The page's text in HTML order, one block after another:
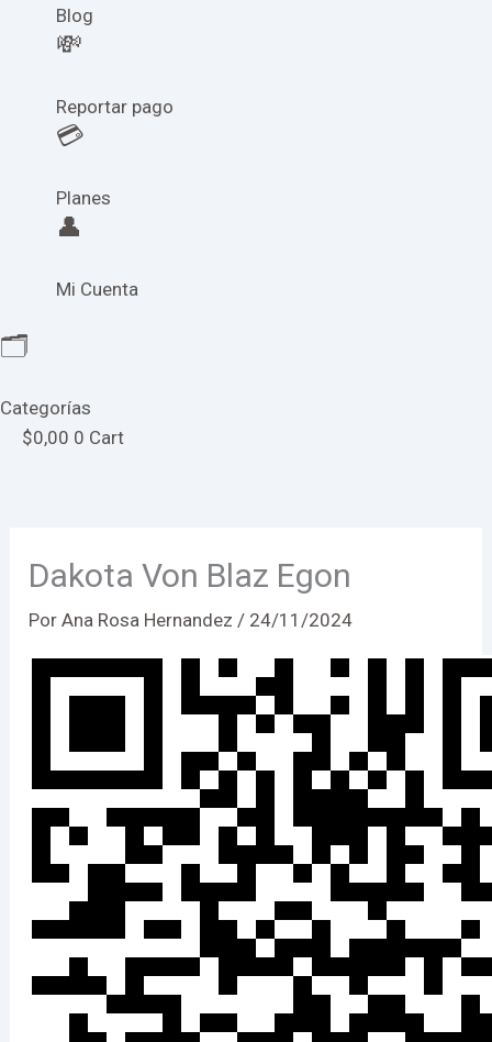
Blog
💸
Reportar pago
💳
Planes
👤
Mi Cuenta
🗂️
Categorías
$0,00 0 Cart
Dakota Von Blaz Egon
PorAna Rosa Hernandez / 24/11/2024